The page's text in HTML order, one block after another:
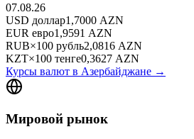
07.08.26
USD доллар1,7000 AZN
EUR евро1,9591 AZN
RUB×100 рубль2,0816 AZN
KZT×100 тенге0,3627 AZN
Курсы валют в Азербайджане →
Мировой рынок